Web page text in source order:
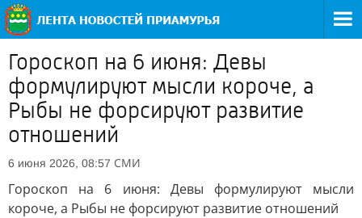
Гороскоп на 6 июня: Девы
формулируют мысли короче, а
Рыбы не форсируют развитие
отношений
6 июня 2026, 08:57 СМИ
Гороскоп на 6 июня: Девы формулируют мысли
короче, а Рыбы не форсируют развитие отношений